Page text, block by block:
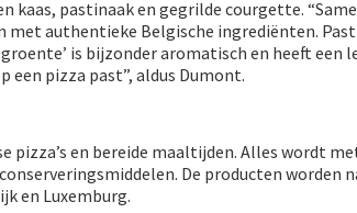
kaas, pastinaak en gegrilde courgette.
met authentieke Belgische ingrediënten.
is bijzonder aromatisch en heeft een
pizza past”, aldus Dumont.
pizza’s en bereide maaltijden. Alles wordt
De producten worden
en Luxemburg.